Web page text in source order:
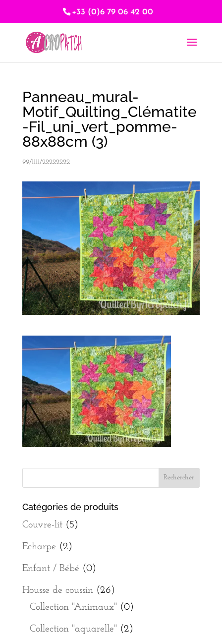
+33 (0)6 79 06 42 00
Panneau_mural-
Motif_Quilting_Clématite
-Fil_uni_vert_pomme-
88x88cm (3)
99/1111/22222222
Catégories de produits
Couvre-lit (5)
Echarpe (2)
Enfant / Bébé (0)
Housse de coussin (26)
Collection "Animaux" (0)
Collection "aquarelle" (2)